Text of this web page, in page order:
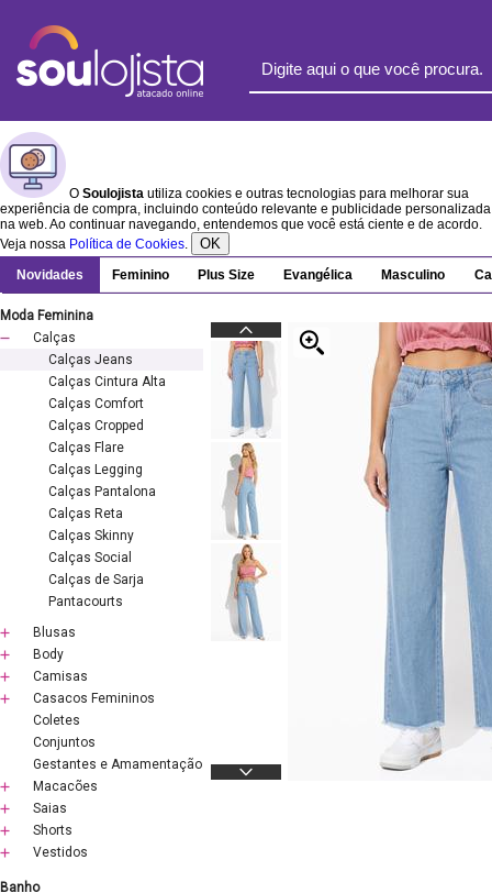
O Soulojista utiliza cookies e outras tecnologias para melhorar sua
experiência de compra, incluindo conteúdo relevante e publicidade personalizada
na web. Ao continuar navegando, entendemos que você está ciente e de acordo.
Veja nossa Política de Cookies. OK
Novidades Feminino Plus Size Evangélica Masculino
Moda Feminina
Calças
Calças Jeans
Calças Cintura Alta
Calças Comfort
Calças Cropped
Calças Flare
Calças Legging
Calças Pantalona
Calças Reta
Calças Skinny
Calças Social
Calças de Sarja
Pantacourts
Blusas
Body
Camisas
Casacos Femininos
Coletes
Conjuntos
Gestantes e Amamentação
Macacões
Saias
Shorts
Vestidos
Banho